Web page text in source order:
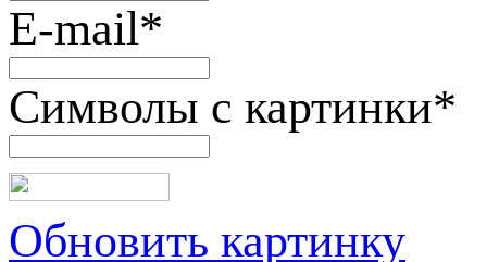
E-mail*
Символы с картинки*
Обновить картинку